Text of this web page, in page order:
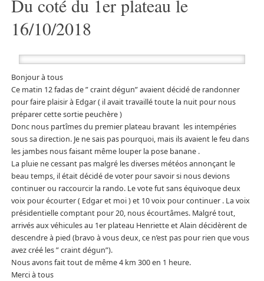
Du coté du 1er plateau le
16/10/2018
Bonjour à tous
Ce matin 12 fadas de ” craint dégun” avaient décidé de randonner
pour faire plaisir à Edgar ( il avait travaillé toute la nuit pour nous
préparer cette sortie peuchère )
Donc nous partîmes du premier plateau bravant les intempéries
sous sa direction. Je ne sais pas pourquoi, mais ils avaient le feu dans
les jambes nous faisant même louper la pose banane .
La pluie ne cessant pas malgré les diverses météos annonçant le
beau temps, il était décidé de voter pour savoir si nous devions
continuer ou raccourcir la rando. Le vote fut sans équivoque deux
voix pour écourter ( Edgar et moi ) et 10 voix pour continuer . La voix
présidentielle comptant pour 20, nous écourtâmes. Malgré tout,
arrivés aux véhicules au 1er plateau Henriette et Alain décidèrent de
descendre à pied (bravo à vous deux, ce n’est pas pour rien que vous
avez créé les ” craint dégun”).
Nous avons fait tout de même 4 km 300 en 1 heure.
Merci à tous